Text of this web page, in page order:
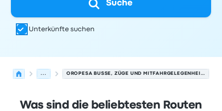
Suche
Unterkünfte suchen
... OROPESA BUSSE, ZÜGE UND MITFAHRGELEGENHEITEN.
Was sind die beliebtesten Routen